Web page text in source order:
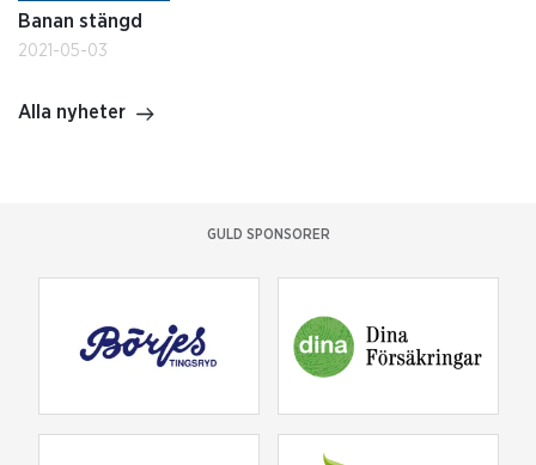
Banan stängd
2021-05-03
Alla nyheter
GULD SPONSORER